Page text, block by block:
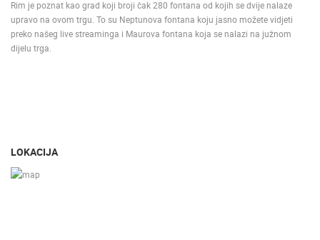
Rim je poznat kao grad koji broji čak 280 fontana od kojih se dvije nalaze
upravo na ovom trgu. To su Neptunova fontana koju jasno možete vidjeti
preko našeg live streaminga i Maurova fontana koja se nalazi na južnom
dijelu trga.
LOKACIJA